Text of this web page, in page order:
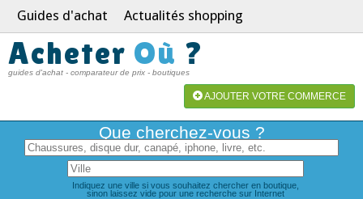
Guides d'achat Actualités shopping
Acheter Où ?
guides d'achat - comparateur de prix - boutiques
AJOUTER VOTRE COMMERCE
Que cherchez-vous ?
Indiquez une ville si vous souhaitez chercher en boutique,
sinon laissez vide pour une recherche sur Internet